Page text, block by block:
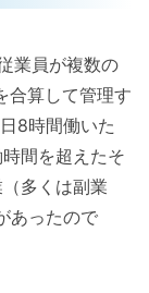
業員が複数の
合算して管理す
8時間働いた
間を超えたそ
多くは副業
あったので